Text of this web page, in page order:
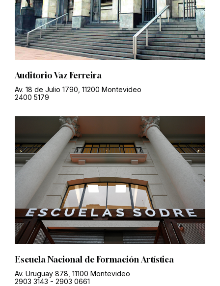
Auditorio Vaz Ferreira
Av. 18 de Julio 1790, 11200 Montevideo
2400 5179
Escuela Nacional de Formación Artística
Av. Uruguay 878, 11100 Montevideo
2903 3143 - 2903 0661